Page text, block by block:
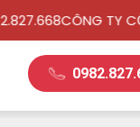
CÔNG TY CỔ